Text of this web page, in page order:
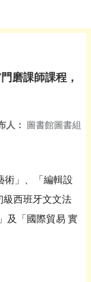
磨課師課程，
人： 圖書館圖書組
術」、「編輯設
級西班牙文文法
及「國際貿易 實